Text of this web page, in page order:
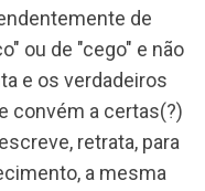
de
ou de "cego" e não
e os verdadeiros
convém a certas(?)
retrata, para
a mesma